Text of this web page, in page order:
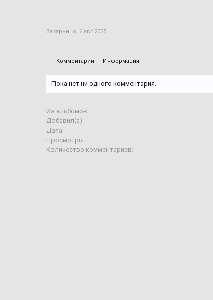
Захарьино, 6 авг 2025
Комментарии Информация
Пока нет ни одного комментария.
Из альбомов:
Добавил(а):
Дата:
Просмотры:
Количество комментариев: